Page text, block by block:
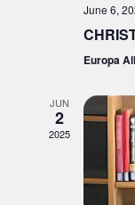
June 6,
Europa
JUN
2
2025